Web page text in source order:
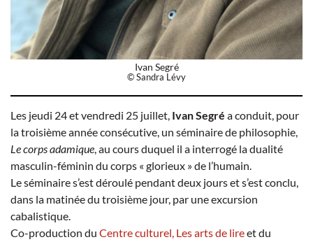
Ivan Segré
© Sandra Lévy
Les jeudi 24 et vendredi 25 juillet, Ivan Segré a conduit, pour
la troisième année consécutive, un séminaire de philosophie,
Le corps adamique, au cours duquel il a interrogé la dualité
masculin-féminin du corps « glorieux » de l’humain.
Le séminaire s’est déroulé pendant deux jours et s’est conclu,
dans la matinée du troisième jour, par une excursion
cabalistique.
Co-production du Centre culturel, Les arts de lireet du